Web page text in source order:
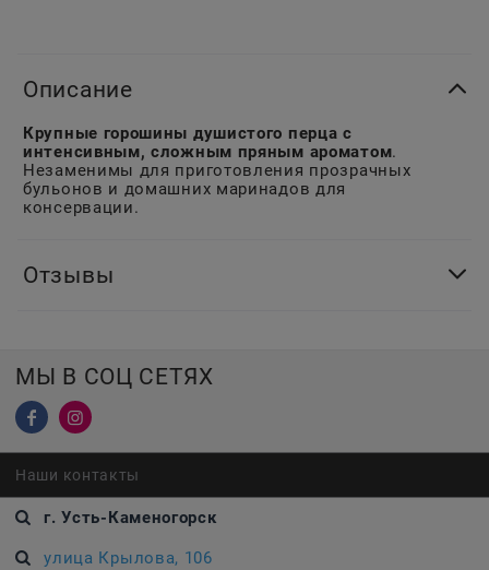
Описание
Крупные горошины душистого перца с
интенсивным, сложным пряным ароматом.
Незаменимы для приготовления прозрачных
бульонов и домашних маринадов для
консервации.
Отзывы
МЫ В СОЦ СЕТЯХ
Наши контакты
г. Усть-Каменогорск
улица Крылова, 106